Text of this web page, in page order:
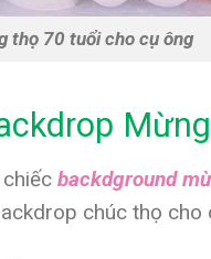
thọ 70 tuổi cho cụ ông
backdground
chúc thọ